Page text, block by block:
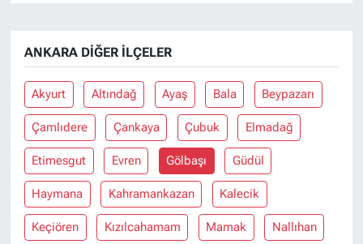
ANKARA DIĞER İLÇELER
Akyurt Altındağ Ayaş Bala Beypazarı
Çamlıdere Çankaya Çubuk Elmadağ
Etimesgut Evren Gölbaşı Güdül
Haymana Kahramankazan Kalecik
Keçiören Kızılcahamam Mamak Nallıhan